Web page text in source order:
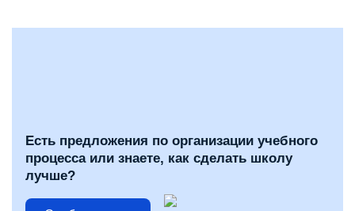
Есть предложения по организации учебного
процесса или знаете, как сделать школу
лучше?